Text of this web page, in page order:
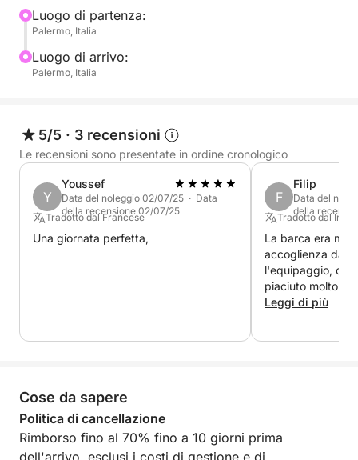
- cambusa (possibilità di avere pranzo a bordo al
costo di 35€ ciascuno).
- porti di ormeggio.
maggiori informazioni e prenotare questa bellissima
barca a motore per stare in compagnia dei vostri
amici e familiari e vivere momenti indimenticabili.
Luogo di partenza:
Palermo, Italia
Luogo di arrivo:
Palermo, Italia
5/5 · 3 recensioni
Le recensioni sono presentate in ordine cronologico
Y
Youssef
Data del noleggio 02/07/25 · Data
della recensione 02/07/25
Tradotto dal Francese
Una giornata perfetta,
F
Filip
Data del
della
Tradotto dal
La barca era
accoglienza da
l'equipaggio,
piaciuto molto il
puoi
Leggi di più
Cose da sapere
Politica di cancellazione
Rimborso fino al 70% fino a 10 giorni prima
dell'arrivo, esclusi i costi di gestione e di